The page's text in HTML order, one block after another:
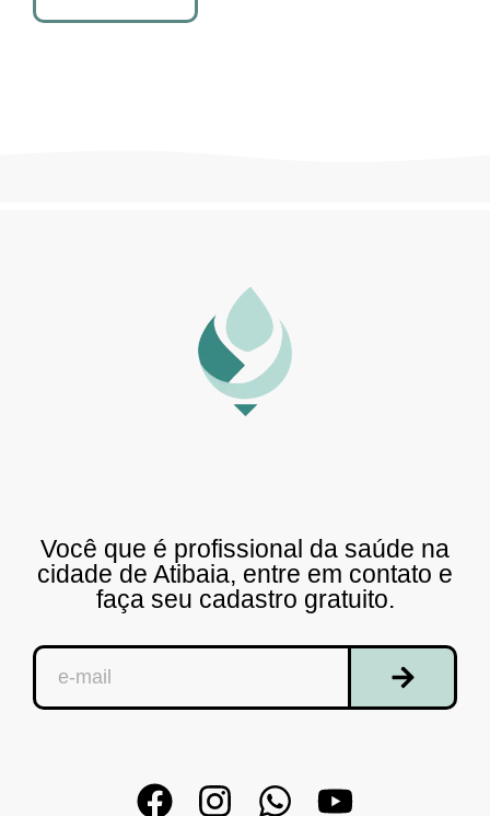
Você que é profissional da saúde na
cidade de Atibaia, entre em contato e
faça seu cadastro gratuito.